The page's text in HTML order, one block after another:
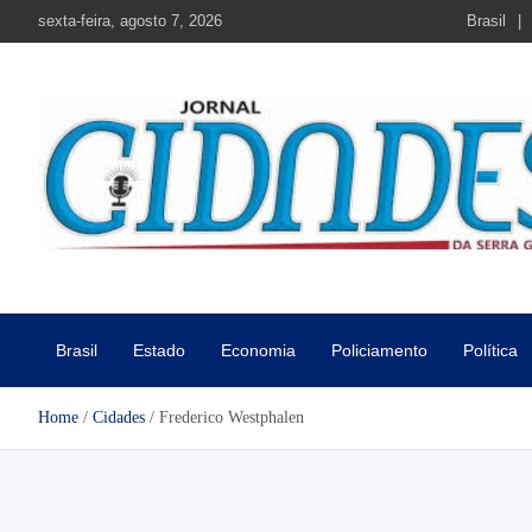
sexta-feira, agosto 7, 2026 Brasil
Brasil Estado Economia Policiamento Política
Home Cidades Frederico Westphalen